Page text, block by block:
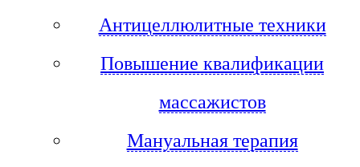
Антицеллюлитные техники
Повышение квалификации
массажистов
Мануальная терапия